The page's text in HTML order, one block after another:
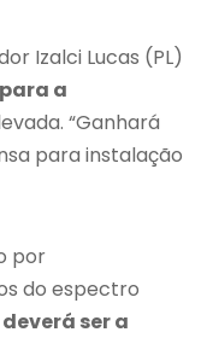
Izalci Lucas (PL)
a
“Ganhará
para instalação
por
do espectro
ser a